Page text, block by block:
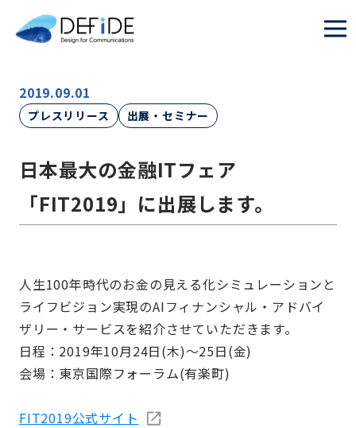
2019.09.01
プレスリリース 出展・セミナー
日本最大の金融ITフェア
「FIT2019」に出展します。
人生100年時代のお金の見える化シミュレーションと
ライフビジョン実現のAIフィナンシャル・アドバイ
ザリー・サービスを紹介させていただきます。
日程：2019年10月24日(木)～25日(金)
会場：東京国際フォーラム(有楽町)
FIT2019公式サイト